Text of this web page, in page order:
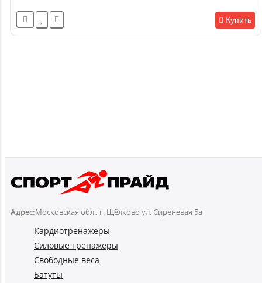
Купить
Адрес:Московская обл., г. Щёлково ул. Сиреневая 5а
Кардиотренажеры
Силовые тренажеры
Свободные веса
Батуты